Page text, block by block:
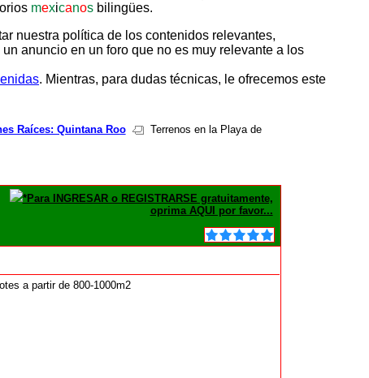
mexicanos bilingües.
nuestra política de los contenidos relevantes,
anuncio en un foro que no es muy relevante a los
. Mientras, para dudas técnicas, le ofrecemos este
Raíces: Quintana Roo
Terrenos en la Playa de
*Para INGRESAR o REGISTRARSE gratuitamente,
oprima AQUI por favor...
a partir de 800-1000m2